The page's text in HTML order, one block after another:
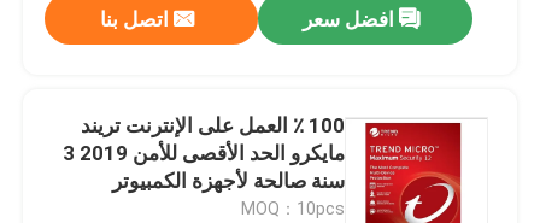
افضل سعر اتصل بنا
100 ٪ العمل على الإنترنت تريند
مايكرو الحد الأقصى للأمن 2019 3
سنة صالحة لأجهزة الكمبيوتر
المحمول / المحمول
MOQ：10pcs